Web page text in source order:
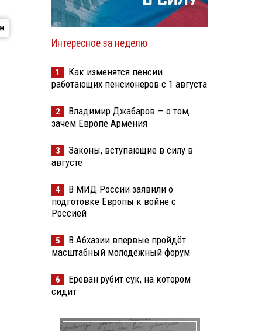
Интересное за неделю
1
Как изменятся пенсии
работающих пенсионеров с 1 августа
2
Владимир Джабаров — о том,
зачем Европе Армения
3
Законы, вступающие в силу в
августе
4
В МИД России заявили о
подготовке Европы к войне с
Россией
5
В Абхазии впервые пройдёт
масштабный молодёжный форум
6
Ереван рубит сук, на котором
сидит